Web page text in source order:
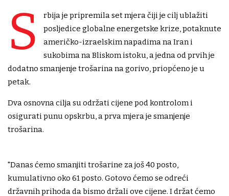
S
rbija je pripremila set mjera čiji je cilj ublažiti
posljedice globalne energetske krize, potaknute
američko-izraelskim napadima na Iran i
sukobima na Bliskom istoku, a jedna od prvih je
dodatno smanjenje trošarina na gorivo, priopćeno je u
petak.
Dva osnovna cilja su održati cijene pod kontrolom i
osigurati punu opskrbu, a prva mjera je smanjenje
trošarina.
"Danas ćemo smanjiti trošarine za još 40 posto,
kumulativno oko 61 posto. Gotovo ćemo se odreći
državnih prihoda da bismo držali ove cijene. I držat ćemo